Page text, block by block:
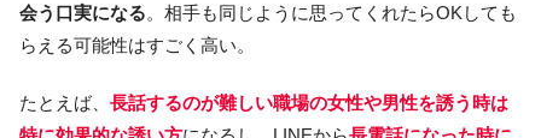
会う口実になる。相手も同じように思ってくれたらOKしても
らえる可能性はすごく高い。
たとえば、 長話するのが難しい職場の女性や男性を誘う時は